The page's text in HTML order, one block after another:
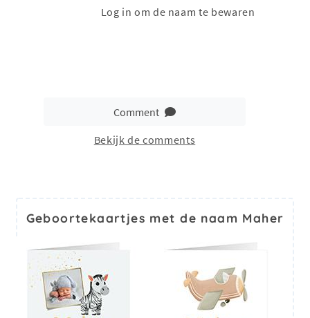
Log in om de naam te bewaren
Comment
Bekijk de comments
Geboortekaartjes met de naam Maher